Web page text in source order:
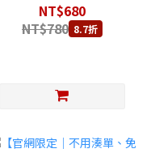
NT$680
NT$780 8.7折